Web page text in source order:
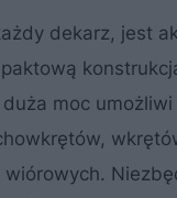
dekarz, jest
moc